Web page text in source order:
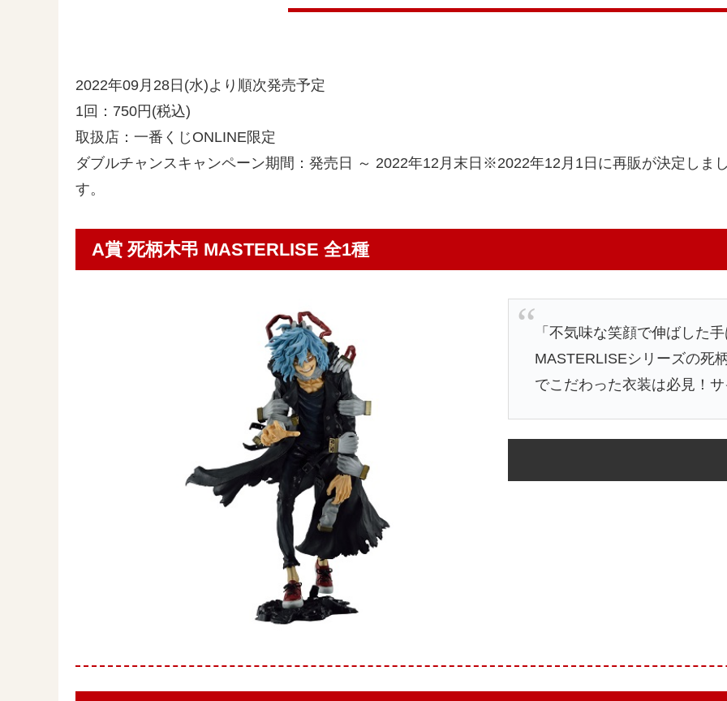
2022年09月28日(水)より順次発売予定
1回：750円(税込)
取扱店：一番くじONLINE限定
ダブルチャンスキャンペーン期間：発売日 ～ 2022年12月末日※2022年12月1日に再販が決定しま
す。
A賞 死柄木弔 MASTERLISE 全1種
「不気味な笑顔で伸ばした
MASTERLISEシリーズの死
でこだわった衣装は必見！